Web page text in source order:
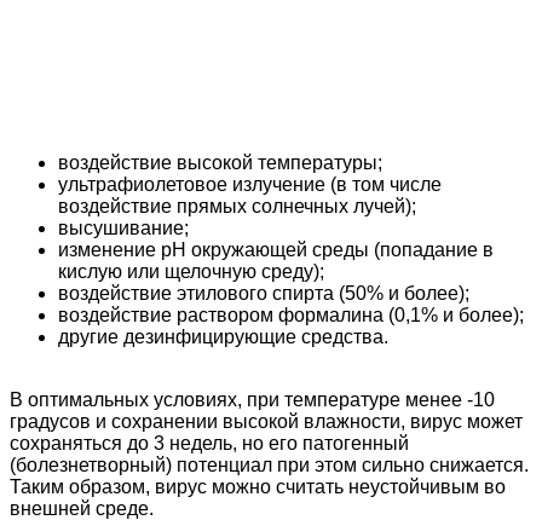
воздействие высокой температуры;
ультрафиолетовое излучение (в том числе
воздействие прямых солнечных лучей);
высушивание;
изменение рН окружающей среды (попадание в
кислую или щелочную среду);
воздействие этилового спирта (50% и более);
воздействие раствором формалина (0,1% и более);
другие дезинфицирующие средства.
В оптимальных условиях, при температуре менее -10
градусов и сохранении высокой влажности, вирус может
сохраняться до 3 недель, но его патогенный
(болезнетворный) потенциал при этом сильно снижается.
Таким образом, вирус можно считать неустойчивым во
внешней среде.